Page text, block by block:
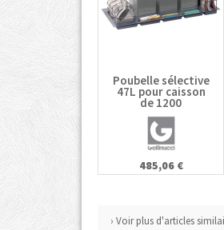
Poubelle sélective
47L pour caisson
de 1200
485,06 €
› Voir plus d'articles